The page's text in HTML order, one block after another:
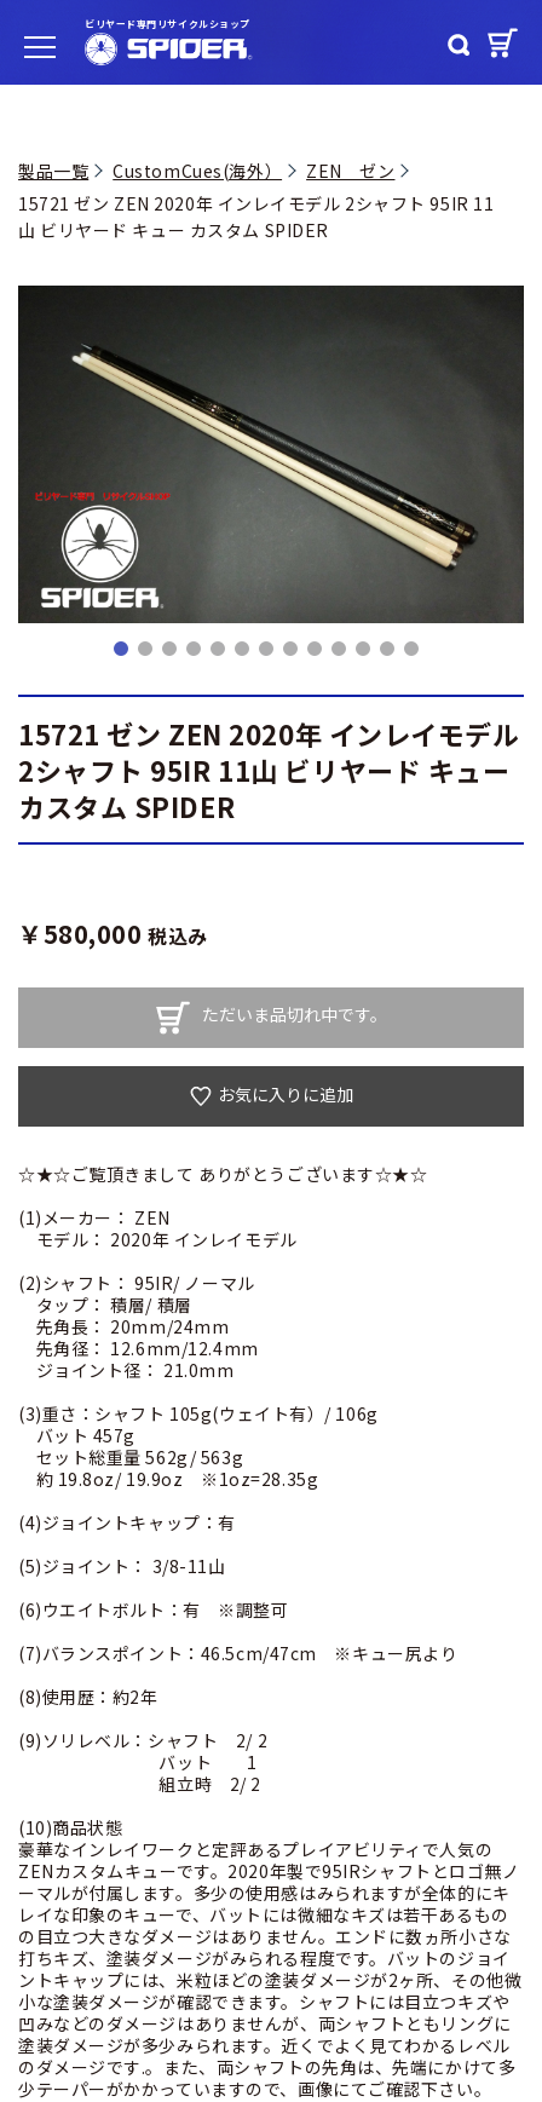
ビリヤード専門リサイクルショップ
製品一覧 CustomCues(海外）
ZEN ゼン
15721 ゼン ZEN 2020年 インレイモデル 2シャフト 95IR 11
山 ビリヤード キュー カスタム SPIDER
15721 ゼン ZEN 2020年 インレイモデル
2シャフト 95IR 11山 ビリヤード キュー
カスタム SPIDER
￥580,000 税込み
ただいま品切れ中です。
お気に入りに追加
☆★☆ご覧頂きまして ありがとうございます☆★☆
(1)メーカー： ZEN
モデル： 2020年 インレイモデル
(2)シャフト： 95IR/ ノーマル
タップ： 積層/ 積層
先角長： 20mm/24mm
先角径： 12.6mm/12.4mm
ジョイント径： 21.0mm
(3)重さ：シャフト 105g(ウェイト有）/ 106g
バット 457g
セット総重量 562g/ 563g
約 19.8oz/ 19.9oz ※1oz=28.35g
(4)ジョイントキャップ：有
(5)ジョイント： 3/8-11山
(6)ウエイトボルト：有 ※調整可
(7)バランスポイント：46.5cm/47cm ※キュー尻より
(8)使用歴：約2年
(9)ソリレベル：シャフト 2/ 2
バット 1
組立時 2/ 2
(10)商品状態
豪華なインレイワークと定評あるプレイアビリティで人気の
ZENカスタムキューです。2020年製で95IRシャフトとロゴ無ノ
ーマルが付属します。多少の使用感はみられますが全体的にキ
レイな印象のキューで、バットには微細なキズは若干あるもの
の目立つ大きなダメージはありません。エンドに数ヵ所小さな
打ちキズ、塗装ダメージがみられる程度です。バットのジョイ
ントキャップには、米粒ほどの塗装ダメージが2ヶ所、その他微
小な塗装ダメージが確認できます。シャフトには目立つキズや
凹みなどのダメージはありませんが、両シャフトともリングに
塗装ダメージが多少みられます。近くでよく見てわかるレベル
のダメージです.。また、両シャフトの先角は、先端にかけて多
少テーパーがかかっていますので、画像にてご確認下さい。